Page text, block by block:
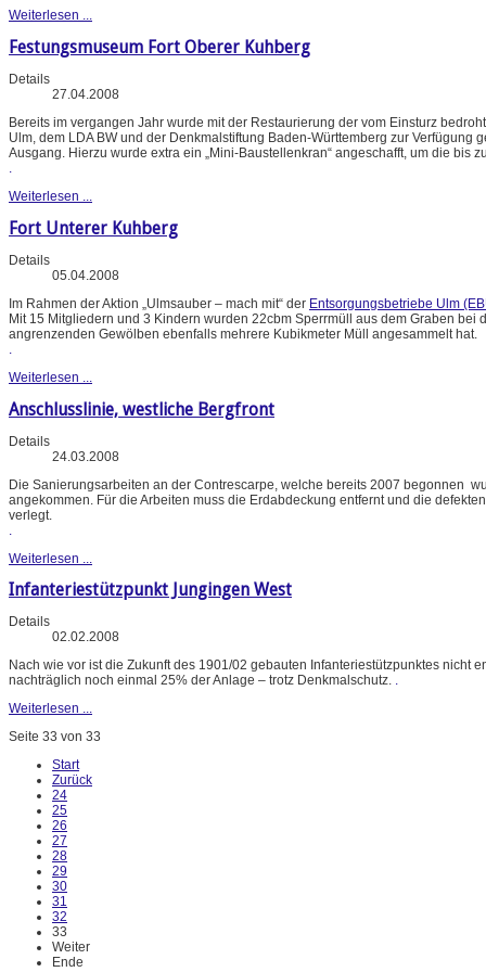
Weiterlesen ...
Festungsmuseum Fort Oberer Kuhberg
Details
27.04.2008
Bereits im vergangen Jahr wurde mit der Restaurierung der vom Einsturz
Ulm, dem LDA BW und der Denkmalstiftung Baden-Württemberg zur
Ausgang. Hierzu wurde extra ein „Mini-Baustellenkran“ angeschafft, um die
Weiterlesen ...
Fort Unterer Kuhberg
Details
05.04.2008
Im Rahmen der Aktion „Ulmsauber – mach mit“ der Entsorgungsbetriebe Ulm
Mit 15 Mitgliedern und 3 Kindern wurden 22cbm Sperrmüll aus dem Graben
angrenzenden Gewölben ebenfalls mehrere Kubikmeter Müll angesammelt hat.
Weiterlesen ...
Anschlusslinie, westliche Bergfront
Details
24.03.2008
Die Sanierungsarbeiten an der Contrescarpe, welche bereits 2007 begonnen
angekommen. Für die Arbeiten muss die Erdabdeckung entfernt und die
verlegt.
Weiterlesen ...
Infanteriestützpunkt Jungingen West
Details
02.02.2008
Nach wie vor ist die Zukunft des 1901/02 gebauten Infanteriestützpunktes
nachträglich noch einmal 25% der Anlage – trotz Denkmalschutz. .
Weiterlesen ...
Seite 33 von 33
Start
Zurück
24
25
26
27
28
29
30
31
32
33
Weiter
Ende